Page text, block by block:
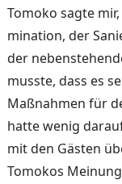
Tomoko sagte
mination, der
der
muss­te, dass es
Maßnahmen für
hatte wenig
mit den Gästen
Tomokos